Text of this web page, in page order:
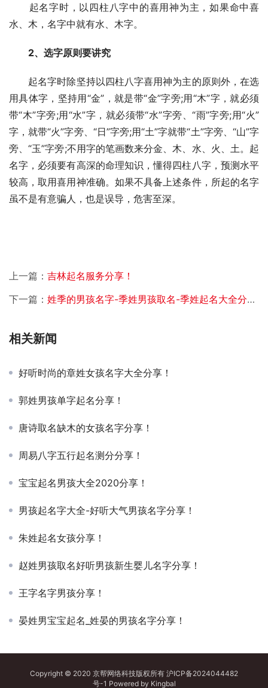
起名字时，以四柱八字中的喜用神为主，如果命中喜
水、木，名字中就有水、木字。
2、选字原则要讲究
起名字时除坚持以四柱八字喜用神为主的原则外，在选
用具体字，坚持用“金”，就是带“金”字旁;用“木”字，就必须
带“木”字旁;用“水”字，就必须带“水”字旁、“雨”字旁;用“火”
字，就带“火”字旁、“日”字旁;用“土”字就带“土”字旁、“山”字
旁、“玉”字旁;不用字的笔画数来分金、木、水、火、土。起
名字，必须要有高深的命理知识，懂得四柱八字，预测水平
较高，取用喜用神准确。如果不具备上述条件，所起的名字
虽不是有意骗人，也是误导，危害至深。
上一篇： 吉林起名服务分享！
下一篇： 姓季的男孩名字-季姓男孩取名-季姓起名大全分享！
相关新闻
好听时尚的章姓女孩名字大全分享！
郭姓男孩单字起名分享！
唐诗取名缺木的女孩名字分享！
周易八字五行起名测分分享！
宝宝起名男孩大全2020分享！
男孩起名字大全-好听大气男孩名字分享！
朱姓起名女孩分享！
赵姓男孩取名好听男孩新生婴儿名字分享！
王字名字男孩分享！
晏姓男宝宝起名_姓晏的男孩名字分享！
Copyright © 2020 京帮网络科技版权所有 沪ICP备2024044482
号-1 Powered by Kingbal